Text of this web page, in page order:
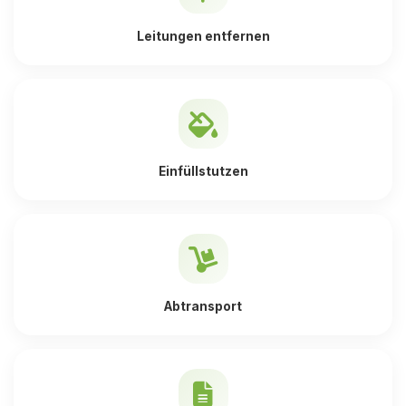
Leitungen entfernen
Einfüllstutzen
Abtransport